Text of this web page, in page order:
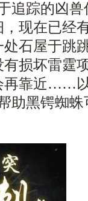
追踪的凶
现在已经
石屋于跳
损坏雷霆
再靠近……
黑锷蜘蛛